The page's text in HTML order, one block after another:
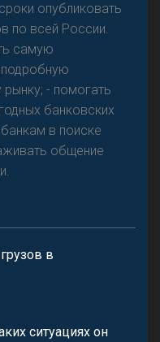
опубликовать
по всей России.
самую
- помогать
банковских
в поиске
общение
в
ситуациях он